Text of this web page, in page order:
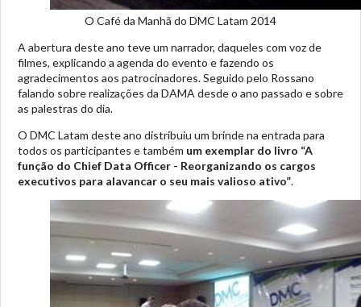
O Café da Manhã do DMC Latam 2014
A abertura deste ano teve um narrador, daqueles com voz de
filmes, explicando a agenda do evento e fazendo os
agradecimentos aos patrocinadores. Seguido pelo Rossano
falando sobre realizações da DAMA desde o ano passado e sobre
as palestras do dia.
O DMC Latam deste ano distribuiu um brinde na entrada para
todos os participantes e também um exemplar do livro “A
função do Chief Data Officer - Reorganizando os cargos
executivos para alavancar o seu mais valioso ativo”.